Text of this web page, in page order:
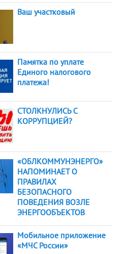
Ваш участковый
Памятка по уплате
Единого налогового
платежа!
СТОЛКНУЛИСЬ С
КОРРУПЦИЕЙ?
«ОБЛКОММУНЭНЕРГО»
НАПОМИНАЕТ О
ПРАВИЛАХ
БЕЗОПАСНОГО
ПОВЕДЕНИЯ ВОЗЛЕ
ЭНЕРГООБЪЕКТОВ
Мобильное приложение
«МЧС России»